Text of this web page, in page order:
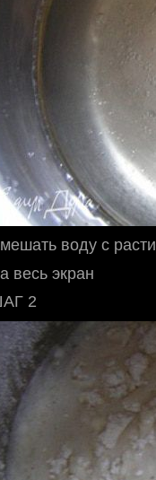
воду с
весь экран
2